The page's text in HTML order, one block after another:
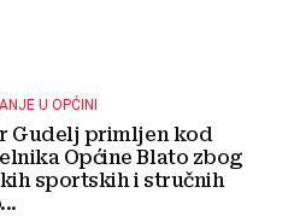
U OPĆINI
Gudelj primljen kod
Općine Blato zbog
sportskih i stručnih